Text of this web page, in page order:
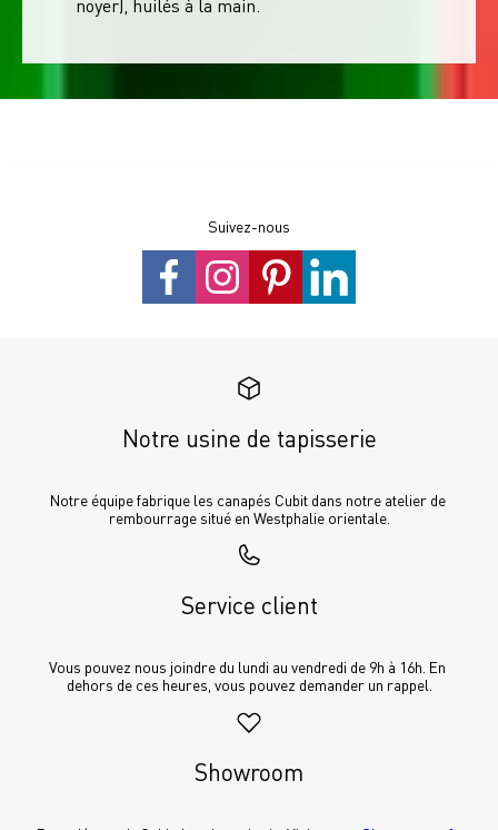
noyer), huilés à la main.
Suivez-nous
Notre usine de tapisserie
Notre équipe fabrique les canapés Cubit dans notre atelier de
rembourrage situé en Westphalie orientale.
Service client
Vous pouvez nous joindre du lundi au vendredi de 9h à 16h. En
dehors de ces heures, vous pouvez demander un rappel.
Showroom